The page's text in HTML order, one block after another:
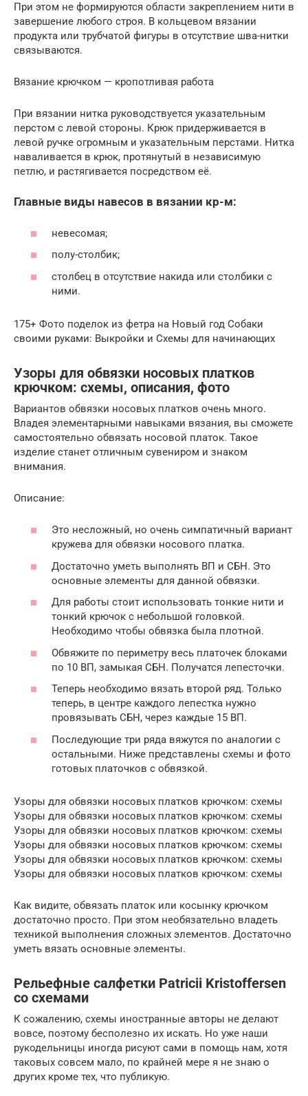
При этом не формируются области закреплением нити в
завершение любого строя. В кольцевом вязании
продукта или трубчатой фигуры в отсутствие шва-нитки
связываются.
Вязание крючком — кропотливая работа
При вязании нитка руководствуется указательным
перстом с левой стороны. Крюк придерживается в
левой ручке огромным и указательным перстами. Нитка
наваливается в крюк, протянутый в независимую
петлю, и растягивается посредством её.
Главные виды навесов в вязании кр-м:
невесомая;
полу-столбик;
столбец в отсутствие накида или столбики с
ними.
175+ Фото поделок из фетра на Новый год Собаки
своими руками: Выкройки и Схемы для начинающих
Узоры для обвязки носовых платков
крючком: схемы, описания, фото
Вариантов обвязки носовых платков очень много.
Владея элементарными навыками вязания, вы сможете
самостоятельно обвязать носовой платок. Такое
изделие станет отличным сувениром и знаком
внимания.
Описание:
Это несложный, но очень симпатичный вариант
кружева для обвязки носового платка.
Достаточно уметь выполнять ВП и СБН. Это
основные элементы для данной обвязки.
Для работы стоит использовать тонкие нити и
тонкий крючок с небольшой головкой.
Необходимо чтобы обвязка была плотной.
Обвяжите по периметру весь платочек блоками
по 10 ВП, замыкая СБН. Получатся лепесточки.
Теперь необходимо вязать второй ряд. Только
теперь, в центре каждого лепестка нужно
провязывать СБН, через каждые 15 ВП.
Последующие три ряда вяжутся по аналогии с
остальными. Ниже представлены схемы и фото
готовых платочков с обвязкой.
Узоры для обвязки носовых платков крючком: схемы
Узоры для обвязки носовых платков крючком: схемы
Узоры для обвязки носовых платков крючком: схемы
Узоры для обвязки носовых платков крючком: схемы
Узоры для обвязки носовых платков крючком: схемы
Узоры для обвязки носовых платков крючком: схемы
Как видите, обвязать платок или косынку крючком
достаточно просто. При этом необязательно владеть
техникой выполнения сложных элементов. Достаточно
уметь вязать основные элементы.
Рельефные салфетки Patricii Kristoffersen
со схемами
К сожалению, схемы иностранные авторы не делают
вовсе, поэтому бесполезно их искать. Но уже наши
рукодельницы иногда рисуют сами в помощь нам, хотя
таковых совсем мало, по крайней мере я не знаю о
других кроме тех, что публикую.